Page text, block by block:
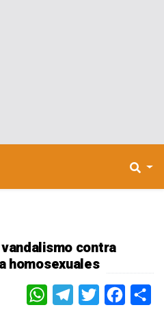
contra
homosexuales
WHATSAPPTELEGRAMTWITTER